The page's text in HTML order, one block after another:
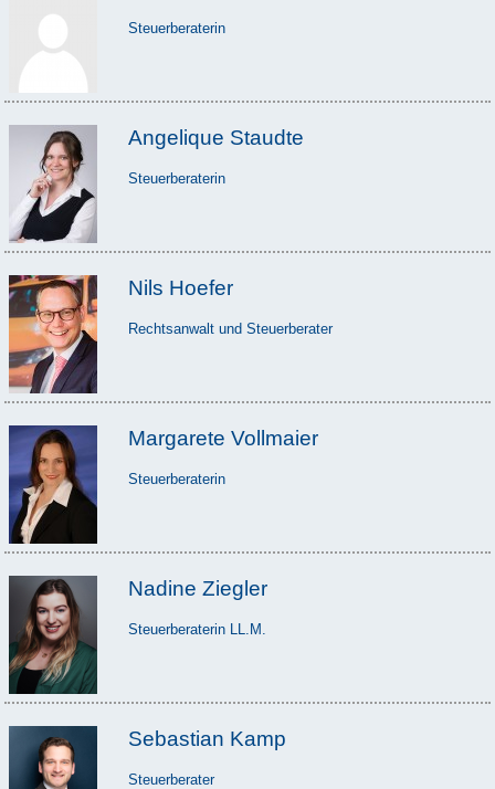
Steuerberaterin
Angelique Staudte
Steuerberaterin
Nils Hoefer
Rechtsanwalt und Steuerberater
Margarete Vollmaier
Steuerberaterin
Nadine Ziegler
Steuerberaterin LL.M.
Sebastian Kamp
Steuerberater